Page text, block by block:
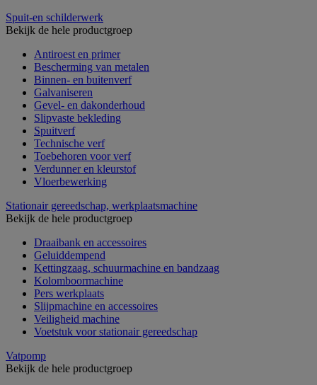
Spuit-en schilderwerk
Bekijk de hele productgroep
Antiroest en primer
Bescherming van metalen
Binnen- en buitenverf
Galvaniseren
Gevel- en dakonderhoud
Slipvaste bekleding
Spuitverf
Technische verf
Toebehoren voor verf
Verdunner en kleurstof
Vloerbewerking
Stationair gereedschap, werkplaatsmachine
Bekijk de hele productgroep
Draaibank en accessoires
Geluiddempend
Kettingzaag, schuurmachine en bandzaag
Kolomboormachine
Pers werkplaats
Slijpmachine en accessoires
Veiligheid machine
Voetstuk voor stationair gereedschap
Vatpomp
Bekijk de hele productgroep